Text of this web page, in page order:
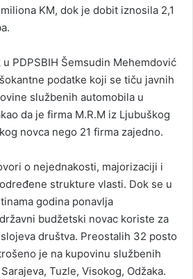
KM, dok je dobit iznosila 2,1
PDPSBIH Šemsudin Mehemdović
podatke koji se tiču javnih
službenih automobila u
da je firma M.R.M iz Ljubuškog
novca nego 21 firma zajedno.
o nejednakosti, majorizaciji i
strukture vlasti. Dok se u
godina ponavlja
budžetski novac koriste za
društva. Preostalih 32 posto
je na kupovinu službenih
Tuzle, Visokog, Odžaka.